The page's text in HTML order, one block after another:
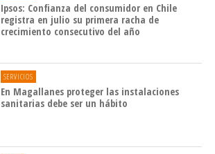
Ipsos: Confianza del consumidor en Chile
registra en julio su primera racha de
crecimiento consecutivo del año
SERVICIOS
En Magallanes proteger las instalaciones
sanitarias debe ser un hábito